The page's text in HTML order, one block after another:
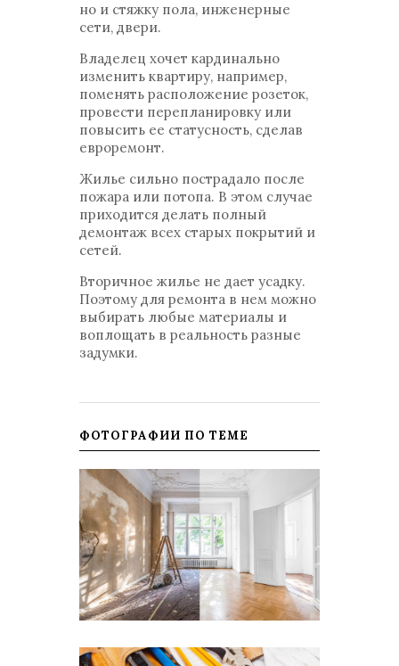
но и стяжку пола, инженерные
сети, двери.
Владелец хочет кардинально
изменить квартиру, например,
поменять расположение розеток,
провести перепланировку или
повысить ее статусность, сделав
евроремонт.
Жилье сильно пострадало после
пожара или потопа. В этом случае
приходится делать полный
демонтаж всех старых покрытий и
сетей.
Вторичное жилье не дает усадку.
Поэтому для ремонта в нем можно
выбирать любые материалы и
воплощать в реальность разные
задумки.
ФОТОГРАФИИ ПО ТЕМЕ